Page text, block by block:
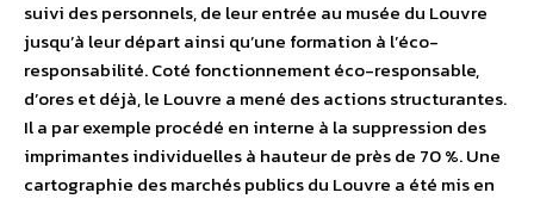
suivi des personnels, de leur entrée au musée du Louvre
jusqu’à leur départ ainsi qu’une formation à l’éco-
responsabilité. Coté fonctionnement éco-responsable,
d’ores et déjà, le Louvre a mené des actions structurantes.
Il a par exemple procédé en interne à la suppression des
imprimantes individuelles à hauteur de près de 70 %. Une
cartographie des marchés publics du Louvre a été mis en